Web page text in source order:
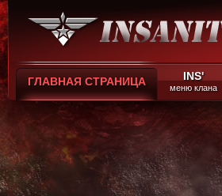
ГЛАВНАЯ СТРАНИЦА INS'
меню клана